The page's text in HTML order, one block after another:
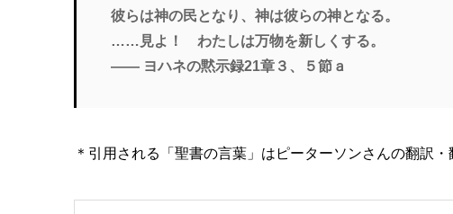
彼らは神の民となり、神は彼らの神となる。
……見よ！ わたしは万物を新しくする。
―― ヨハネの黙示録21章３、５節ａ
＊引用される「聖書の言葉」はピーターソンさんの翻訳・